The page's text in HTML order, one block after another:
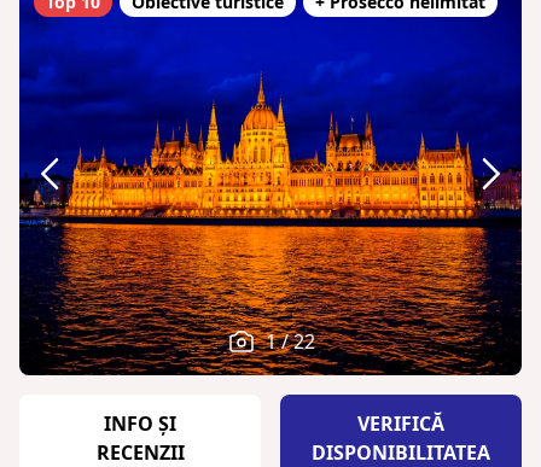
1 / 22
INFO ȘI
RECENZII
VERIFICĂ
DISPONIBILITATEA